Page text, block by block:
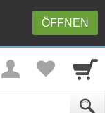
ÖFFNEN